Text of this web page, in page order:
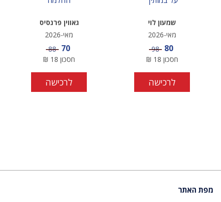
שמעון לוי
מאי-2026
מחיר מבצע
80 מחיר
98
חסכון 18
₪
לרכישה
גאווין פרנסיס
מאי-2026
מחיר מבצע
70 מחיר
88
חסכון 18
₪
לרכישה
מפת האתר